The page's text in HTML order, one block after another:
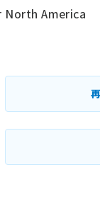
North America